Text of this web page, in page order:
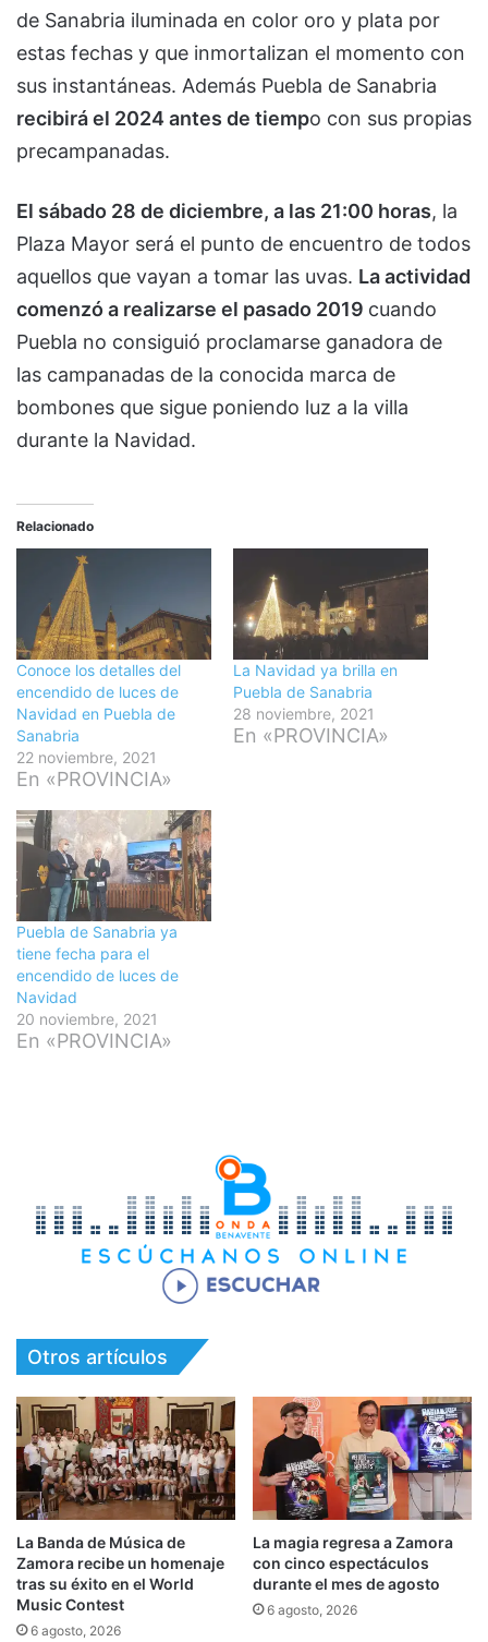
de Sanabria iluminada en color oro y plata por
estas fechas y que inmortalizan el momento con
sus instantáneas. Además Puebla de Sanabria
recibirá el 2024 antes de tiempo con sus propias
precampanadas.
El sábado 28 de diciembre, a las 21:00 horas, la
Plaza Mayor será el punto de encuentro de todos
aquellos que vayan a tomar las uvas. La actividad
comenzó a realizarse el pasado 2019 cuando
Puebla no consiguió proclamarse ganadora de
las campanadas de la conocida marca de
bombones que sigue poniendo luz a la villa
durante la Navidad.
Relacionado
Conoce los detalles del
encendido de luces de
Navidad en Puebla de
Sanabria
22 noviembre, 2021
En «PROVINCIA»
La Navidad ya brilla en
Puebla de Sanabria
28 noviembre, 2021
En «PROVINCIA»
Puebla de Sanabria ya
tiene fecha para el
encendido de luces de
Navidad
20 noviembre, 2021
En «PROVINCIA»
Otros artículos
La Banda de Música de
Zamora recibe un homenaje
tras su éxito en el World
Music Contest
6 agosto, 2026
La magia regresa a Zamora
con cinco espectáculos
durante el mes de agosto
6 agosto, 2026